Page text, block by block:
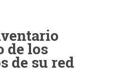
de los
de su red